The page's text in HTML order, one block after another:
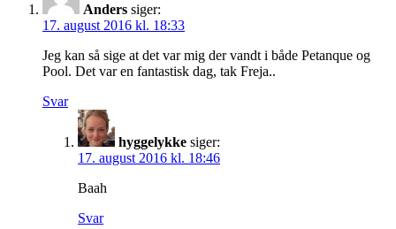
Anders siger:
17. august 2016 kl. 18:33
Jeg kan så sige at det var mig der vandt i både Petanque og
Pool. Det var en fantastisk dag, tak Freja..
Svar
hyggelykke siger:
17. august 2016 kl. 18:46
Baah
Svar